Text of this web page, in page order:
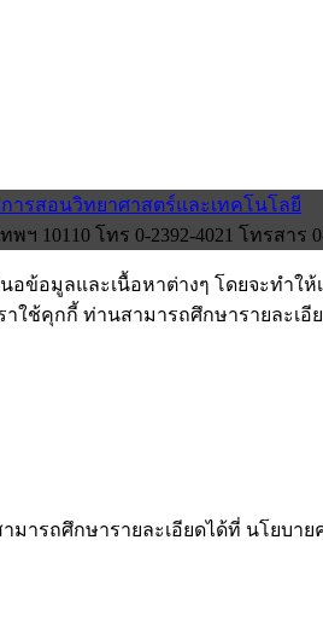
ารสอนวิทยาศาสตร์และเทคโนโลยี
โทร 0-2392-4021 โทรสาร 0-
ข้อมูลและเนื้อหาต่างๆ โดยจะทำใ
ใช้คุกกี้ ท่านสามารถศึกษารายละเ
รถศึกษารายละเอียดได้ที่ นโยบา